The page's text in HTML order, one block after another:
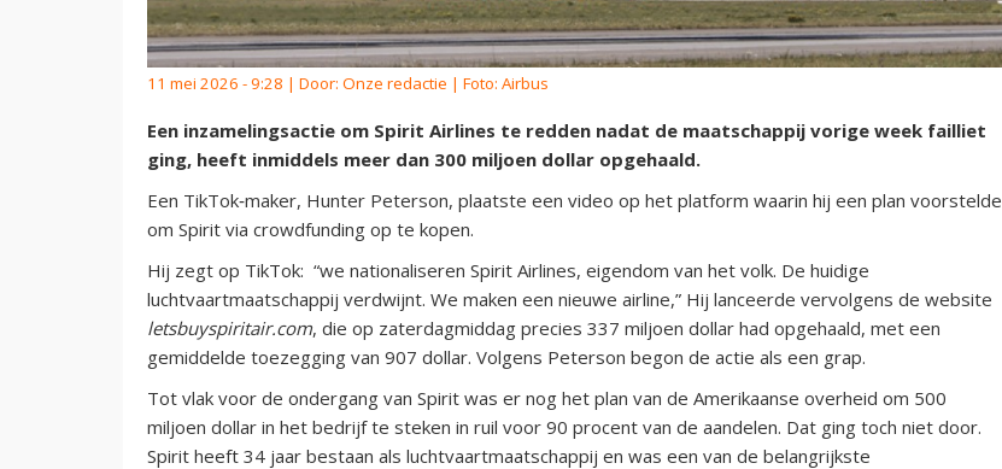
11 mei 2026 - 9:28 | Door: Onze redactie | Foto: Airbus
Een inzamelingsactie om Spirit Airlines te redden nadat de maatschappij vorige week failliet
ging, heeft inmiddels meer dan 300 miljoen dollar opgehaald.
Een TikTok‑maker, Hunter Peterson, plaatste een video op het platform waarin hij een plan voorstelde
om Spirit via crowdfunding op te kopen.
Hij zegt op TikTok: “we nationaliseren Spirit Airlines, eigendom van het volk. De huidige
luchtvaartmaatschappij verdwijnt. We maken een nieuwe airline,” Hij lanceerde vervolgens de website
letsbuyspiritair.com, die op zaterdagmiddag precies 337 miljoen dollar had opgehaald, met een
gemiddelde toezegging van 907 dollar. Volgens Peterson begon de actie als een grap.
Tot vlak voor de ondergang van Spirit was er nog het plan van de Amerikaanse overheid om 500
miljoen dollar in het bedrijf te steken in ruil voor 90 procent van de aandelen. Dat ging toch niet door.
Spirit heeft 34 jaar bestaan als luchtvaartmaatschappij en was een van de belangrijkste